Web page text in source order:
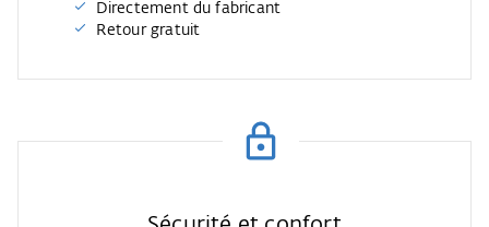
Directement du fabricant
Retour gratuit